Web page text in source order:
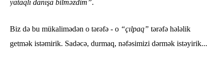
yataqlı danışa bilməzdim”.
Biz də bu mükalimədən o tərəfə - o “çılpaq” tərəfə hələlik
getmək istəmirik. Sadəcə, durmaq, nəfəsimizi dərmək istəyirik...